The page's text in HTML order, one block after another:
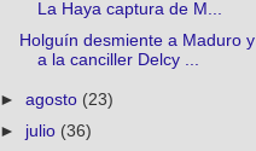
La Haya captura de M...
Holguín desmiente a Maduro y
a la canciller Delcy ...
► agosto (23)
► julio (36)